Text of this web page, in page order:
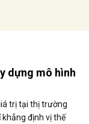
dựng mô hình
trị tại thị trường
khẳng định vị thế